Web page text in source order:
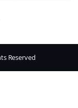
Reserved